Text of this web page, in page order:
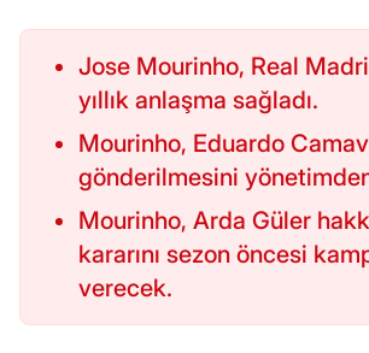
Jose Mourinho, Real
yıllık anlaşma sağladı.
Mourinho, Eduardo
gönderilmesini
Mourinho, Arda Güler
kararını sezon öncesi
verecek.